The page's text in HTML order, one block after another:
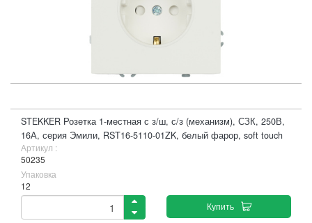
STEKKER Розетка 1-местная с з/ш, с/з (механизм), СЗК, 250В,
16А, серия Эмили, RST16-5110-01ZK, белый фарор, soft touch
Артикул :
50235
Упаковка
12
Купить